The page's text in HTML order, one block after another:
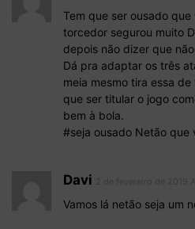
Tem que ser ousado
torcedor segurou muito
depois não dizer que
Dá pra adaptar os três
meia mesmo tira essa
que ser titular o jogo
bem à bola.
#seja ousado Netão que
Davi
Vamos lá netão seja um